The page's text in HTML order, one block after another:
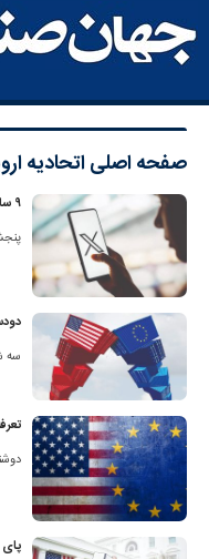
صفحه اصلیاتحادیه
۹ سازمان اروپایی از «ایکس» شکایت کردند
پنجشنبه
سه شنبه
تعرفه ۳۰ درصدی؛ تهدیدی برای تجارت
دوشنبه 23
پای